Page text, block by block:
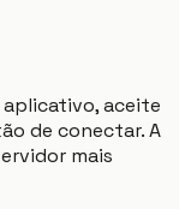
aceite
de conectar. A
mais